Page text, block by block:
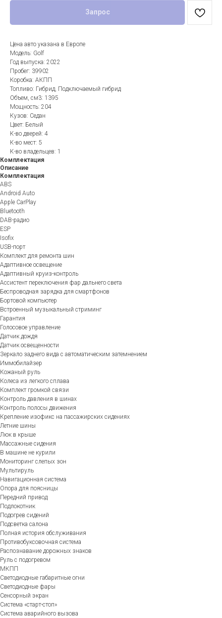
Запрос
Цена авто указана в Европе
Модель: Golf
Год выпуска: 2022
Пробег: 39902
Коробка: АКПП
Топливо: Гибрид, Подключаемый гибрид
Объем, см3: 1395
Мощность: 204
Кузов: Седан
Цвет: Белый
К-во дверей: 4
К-во мест: 5
К-во владельцев: 1
Комплектация
Описание
Комплектация
ABS
Android Auto
Apple CarPlay
Bluetooth
DAB-радио
ESP
Isofix
USB-порт
Комплект для ремонта шин
Адаптивное освещение
Адаптивный круиз-контроль
Ассистент переключения фар дальнего света
Беспроводная зарядка для смартфонов
Бортовой компьютер
Встроенный музыкальный стриминг
Гарантия
Голосовое управление
Датчик дождя
Датчик освещенности
Зеркало заднего вида с автоматическим затемнением
Иммобилайзер
Кожаный руль
Колеса из легкого сплава
Комплект громкой связи
Контроль давления в шинах
Контроль полосы движения
Крепление изофикс на пассажирских сидениях
Летние шины
Люк в крыше
Массажные сидения
В машине не курили
Мониторинг слепых зон
Мультируль
Навигационная система
Опора для поясницы
Передний привод
Подлокотник
Подогрев сидений
Подсветка салона
Полная история обслуживания
Противобуксовочная система
Распознавание дорожных знаков
Руль с подогревом
МКПП
Светодиодные габаритные огни
Светодиодные фары
Сенсорный экран
Система «старт-стоп»
Система аварийного вызова